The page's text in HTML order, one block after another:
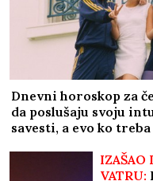
RAZVELA SE OD
vrtoglavim štiklama
pokazala figuru
NOVI